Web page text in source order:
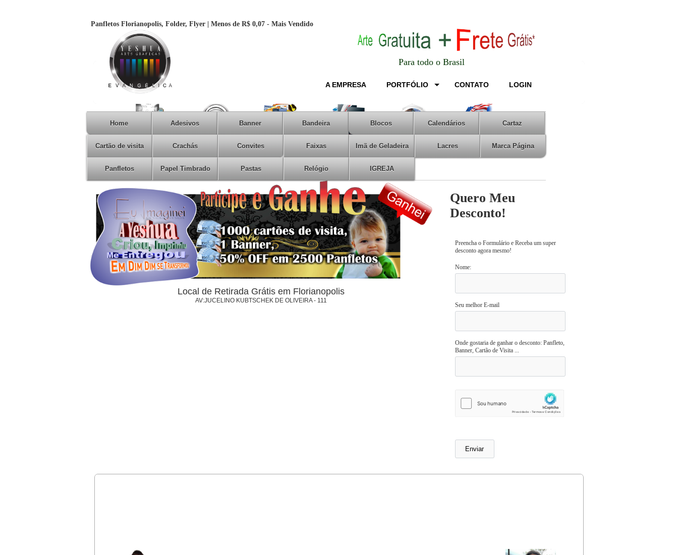
Panfletos Florianopolis, Folder, Flyer | Menos de R$ 0,07 - Mais Vendido
Para todoo Brasil
A EMPRESA PORTFÓLIO CONTATO LOGIN
Home Adesivos Banner Bandeira Blocos Calendários Cartaz
Cartão de visita Crachás Convites Faixas Imã de Geladeira Lacres Marca Página
Panfletos Papel Timbrado Pastas Relógio IGREJA
Local de Retirada Grátis em Florianopolis
AV:JUCELINO KUBTSCHEK DE OLIVEIRA - 111
Quero Meu
Desconto!
Preencha o Formulário e Receba um super
desconto agora mesmo!
Nome:
Seu melhor E-mail
Onde gostaria de ganhar o desconto: Panfleto,
Banner, Cartão de Visita ...